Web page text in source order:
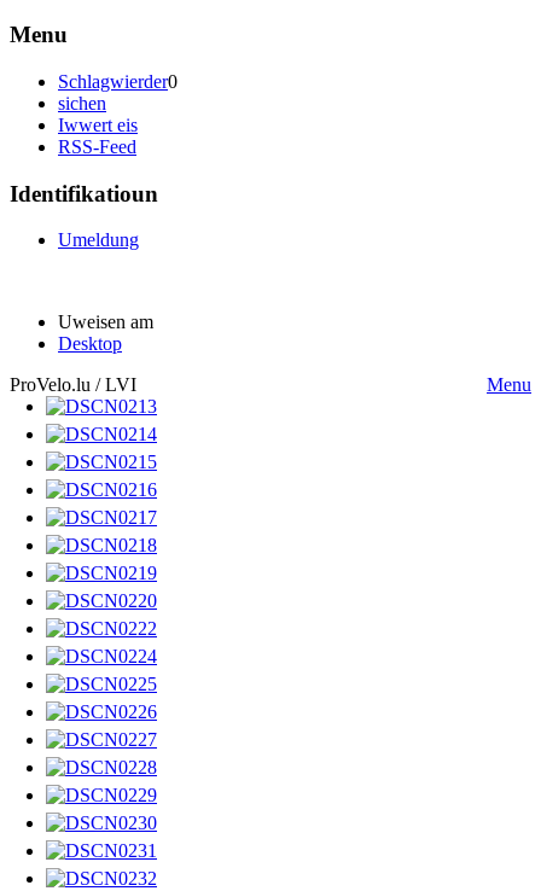
Menu
Schlagwierder0
sichen
Iwwert eis
RSS-Feed
Identifikatioun
Umeldung
Uweisen am
Desktop
ProVelo.lu / LVI
Menu